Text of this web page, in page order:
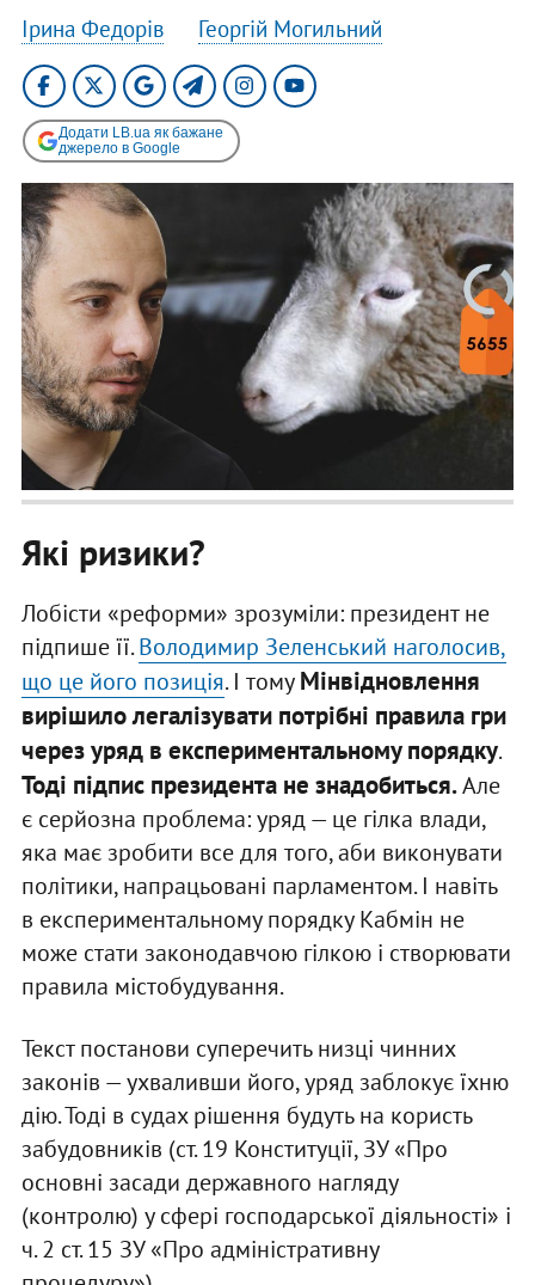
Ірина Федорів ​Георгій Могильний
Додати LB.ua як бажане
джерело в Google
Які ризики?
Лобісти «реформи» зрозуміли: президент не
підпише її.Володимир Зеленський наголосив,
що це його позиція. І томуМінвідновлення
вирішило легалізувати потрібні правила гри
через уряд в експериментальному порядку.
Тоді підпис президента не знадобиться.Але
є серйозна проблема: уряд — це гілка влади,
яка має зробити все для того, аби виконувати
політики, напрацьовані парламентом. І навіть
в експериментальному порядку Кабмін не
може стати законодавчою гілкою і створювати
правила містобудування.
Текст постанови суперечить низці чинних
законів — ухваливши його, уряд заблокує їхню
дію. Тоді в судах рішення будуть на користь
забудовників (ст. 19 Конституції, ЗУ «Про
основні засади державного нагляду
(контролю) у сфері господарської діяльності» і
ч. 2 ст. 15 ЗУ «Про адміністративну